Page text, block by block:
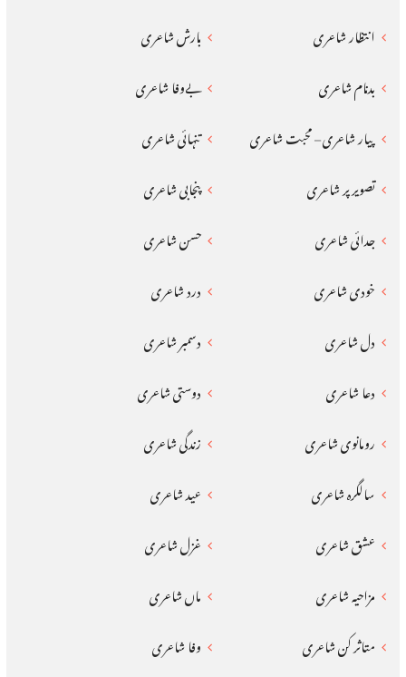
انتظار شاعری
بارش شاعری
بدنام شاعری
بےوفا شاعری
پیار شاعری – محبت شاعری
تنہائی شاعری
تصویر پر شاعری
پنجابی شاعری
جدائی شاعری
حسن شاعری
خودی شاعری
درد شاعری
دل شاعری
دسمبر شاعری
دعا شاعری
دوستی شاعری
رومانوی شاعری
زندگی شاعری
سالگرہ شاعری
عید شاعری
عشق شاعری
غزل شاعری
مزاحیہ شاعری
ماں شاعری
متاثر کن شاعری
وفا شاعری